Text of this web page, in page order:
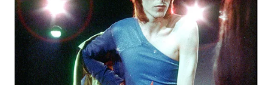
WN
BOROBUDUR
WN